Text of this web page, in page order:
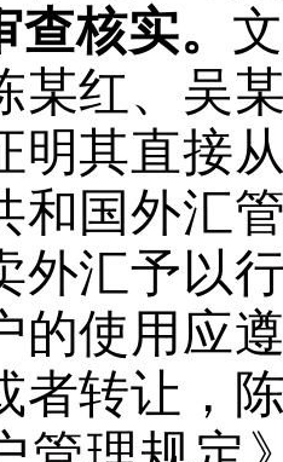
查核实。
某红、吴
明其直接
和国外汇
外汇予以
的使用应
者转让，